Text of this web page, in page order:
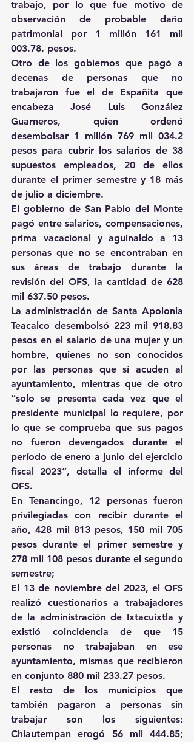
trabajo, por lo que fue motivo de
observación de probable daño
patrimonial por 1 millón 161 mil
003.78. pesos.
Otro de los gobiernos que pagó a
decenas de personas que no
trabajaron fue el de Españita que
encabeza José Luis González
Guarneros, quien ordenó
desembolsar 1 millón 769 mil 034.2
pesos para cubrir los salarios de 38
supuestos empleados, 20 de ellos
durante el primer semestre y 18 más
de julio a diciembre.
El gobierno de San Pablo del Monte
pagó entre salarios, compensaciones,
prima vacacional y aguinaldo a 13
personas que no se encontraban en
sus áreas de trabajo durante la
revisión del OFS, la cantidad de 628
mil 637.50 pesos.
La administración de Santa Apolonia
Teacalco desembolsó 223 mil 918.83
pesos en el salario de una mujer y un
hombre, quienes no son conocidos
por las personas que sí acuden al
ayuntamiento, mientras que de otro
“solo se presenta cada vez que el
presidente municipal lo requiere, por
lo que se comprueba que sus pagos
no fueron devengados durante el
período de enero a junio del ejercicio
fiscal 2023”, detalla el informe del
OFS.
En Tenancingo, 12 personas fueron
privilegiadas con recibir durante el
año, 428 mil 813 pesos, 150 mil 705
pesos durante el primer semestre y
278 mil 108 pesos durante el segundo
semestre;
El 13 de noviembre del 2023, el OFS
realizó cuestionarios a trabajadores
de la administración de Ixtacuixtla y
existió coincidencia de que 15
personas no trabajaban en ese
ayuntamiento, mismas que recibieron
en conjunto 880 mil 233.27 pesos.
El resto de los municipios que
también pagaron a personas sin
trabajar son los siguientes:
Chiautempan erogó 56 mil 444.85;